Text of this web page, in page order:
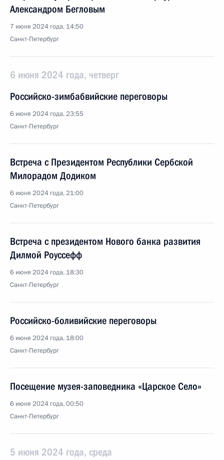
Александром Бегловым
7 июня 2024 года, 14:50
Санкт-Петербург
6 июня 2024 года, четверг
Российско-зимбабвийские переговоры
6 июня 2024 года, 23:55
Санкт-Петербург
Встреча с Президентом Республики Сербской
Милорадом Додиком
6 июня 2024 года, 21:00
Санкт-Петербург
Встреча с президентом Нового банка развития
Дилмой Роуссефф
6 июня 2024 года, 18:30
Санкт-Петербург
Российско-боливийские переговоры
6 июня 2024 года, 18:00
Санкт-Петербург
Посещение музея-заповедника «Царское Село»
6 июня 2024 года, 00:50
Санкт-Петербург
5 июня 2024 года, среда